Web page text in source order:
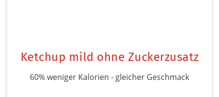
Ketchup mild ohne Zuckerzusatz
60% weniger Kalorien - gleicher Geschmack